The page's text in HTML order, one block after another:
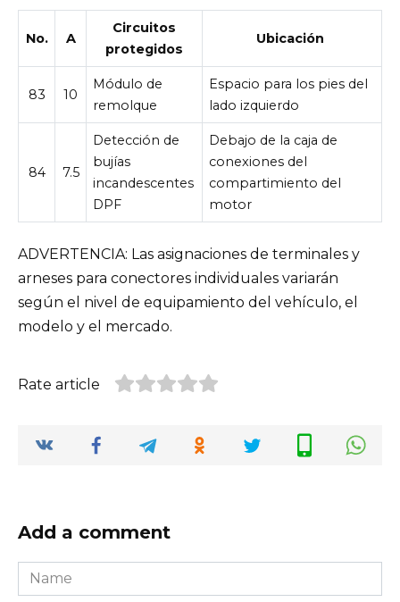
No. A
Circuitos
protegidos
Ubicación
83 10
Módulo de
remolque
Espacio para los pies del
lado izquierdo
84 7.5
Detección de
bujías
incandescentes
DPF
Debajo de la caja de
conexiones del
compartimiento del
motor
ADVERTENCIA: Las asignaciones de terminales y
arneses para conectores individuales variarán
según el nivel de equipamiento del vehículo, el
modelo y el mercado.
Rate article
Add a comment
Name
*